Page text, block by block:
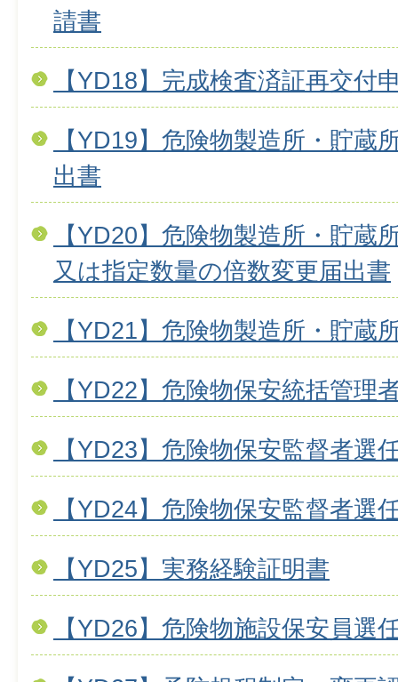
請書
【YD18】完成検査済証再交付
【YD19】危険物製造所・貯蔵
出書
【YD20】危険物製造所・貯蔵
又は指定数量の倍数変更届出書
【YD21】危険物製造所・貯蔵
【YD22】危険物保安統括管理
【YD23】危険物保安監督者選
【YD24】危険物保安監督者選
【YD25】実務経験証明書
【YD26】危険物施設保安員選